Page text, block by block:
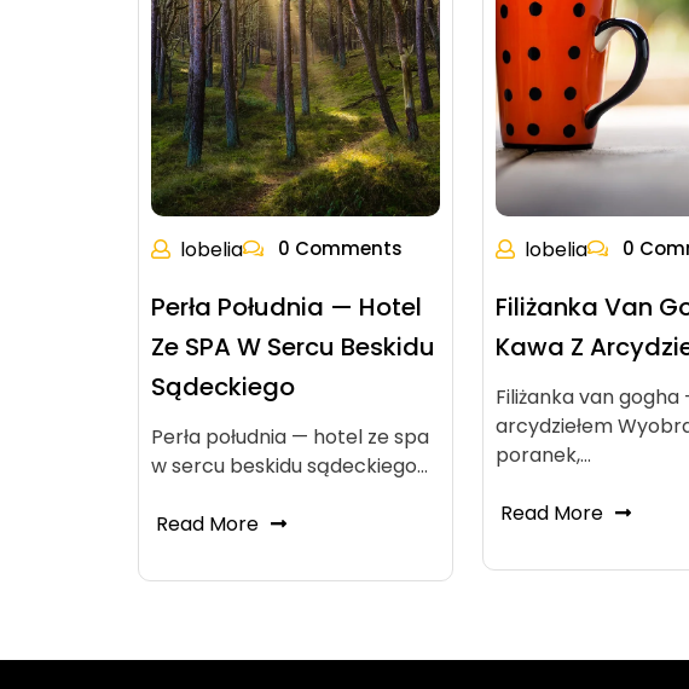
lobelia 0 Comments
Perła Południa — Hotel
Ze SPA W Sercu Beskidu
Sądeckiego
Perła południa — hotel ze spa
w sercu beskidu sądeckiego…
Read More
lobelia 0
Filiżanka Van
Kawa Z
Filiżanka van gogha
arcydziełem
poranek,…
Read More